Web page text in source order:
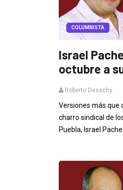
COLUMNISTA
Israel
octubre a
Roberto Desachy
Versiones más que
charro sindical de
Puebla, Israel